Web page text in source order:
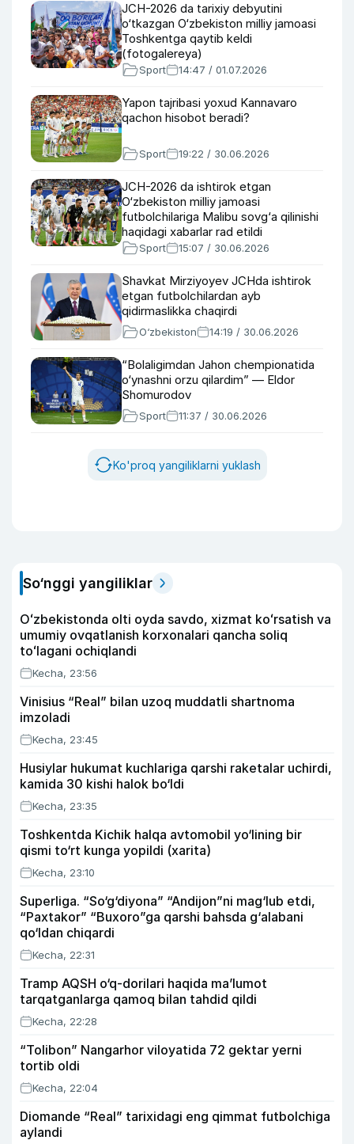
JCH-2026 da tarixiy debyutini
o‘tkazgan O‘zbekiston milliy jamoasi
Toshkentga qaytib keldi
(fotogalereya)
Sport 14:47 / 01.07.2026
Yapon tajribasi yoxud Kannavaro
qachon hisobot beradi?
Sport 19:22 / 30.06.2026
JCH-2026 da ishtirok etgan
O‘zbekiston milliy jamoasi
futbolchilariga Malibu sovg‘a qilinishi
haqidagi xabarlar rad etildi
Sport 15:07 / 30.06.2026
Shavkat Mirziyoyev JCHda ishtirok
etgan futbolchilardan ayb
qidirmaslikka chaqirdi
O‘zbekiston 14:19 / 30.06.2026
“Bolaligimdan Jahon chempionatida
o‘ynashni orzu qilardim” — Eldor
Shomurodov
Sport 11:37 / 30.06.2026
Ko'proq yangiliklarni yuklash
So‘nggi yangiliklar
Oʻzbekistonda olti oyda savdo, xizmat koʻrsatish va
umumiy ovqatlanish korxonalari qancha soliq
toʻlagani ochiqlandi
Kecha, 23:56
Vinisius “Real” bilan uzoq muddatli shartnoma
imzoladi
Kecha, 23:45
Husiylar hukumat kuchlariga qarshi raketalar uchirdi,
kamida 30 kishi halok bo‘ldi
Kecha, 23:35
Toshkentda Kichik halqa avtomobil yo‘lining bir
qismi to‘rt kunga yopildi (xarita)
Kecha, 23:10
Superliga. “So‘g‘diyona” “Andijon”ni mag‘lub etdi,
“Paxtakor” “Buxoro”ga qarshi bahsda g‘alabani
qo‘ldan chiqardi
Kecha, 22:31
Tramp AQSH o‘q-dorilari haqida ma’lumot
tarqatganlarga qamoq bilan tahdid qildi
Kecha, 22:28
“Tolibon” Nangarhor viloyatida 72 gektar yerni
tortib oldi
Kecha, 22:04
Diomande “Real” tarixidagi eng qimmat futbolchiga
aylandi